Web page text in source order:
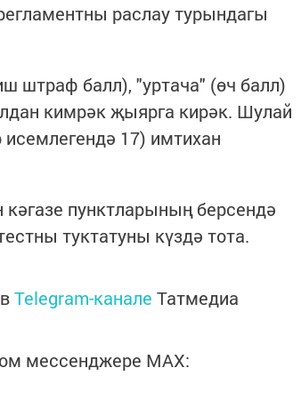
раслау турындагы
штраф балл), "уртача" (өч балл)
кимрәк җыярга кирәк. Шулай
исемлегендә 17) имтихан
пунктларының берсендә
туктатуны күздә тота.
Telegram-канале Татмедиа
мессенджере MАХ: